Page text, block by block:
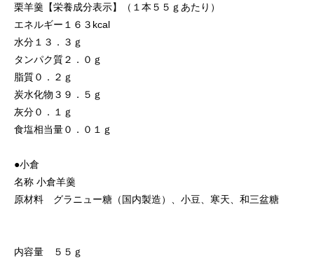
栗羊羹【栄養成分表示】（１本５５ｇあたり）
エネルギー１６３kcal
水分１３．３ｇ
タンパク質２．０ｇ
脂質０．２ｇ
炭水化物３９．５ｇ
灰分０．１ｇ
食塩相当量０．０１ｇ
●小倉
名称 小倉羊羹
原材料 グラニュー糖（国内製造）、小豆、寒天、和三盆糖
内容量 ５５ｇ